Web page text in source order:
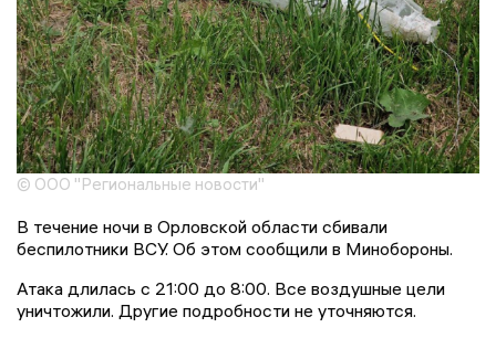
© ООО "Региональные новости"
В течение ночи в Орловской области сбивали
беспилотники ВСУ. Об этом сообщили в Минобороны.
Атака длилась с 21:00 до 8:00. Все воздушные цели
уничтожили. Другие подробности не уточняются.